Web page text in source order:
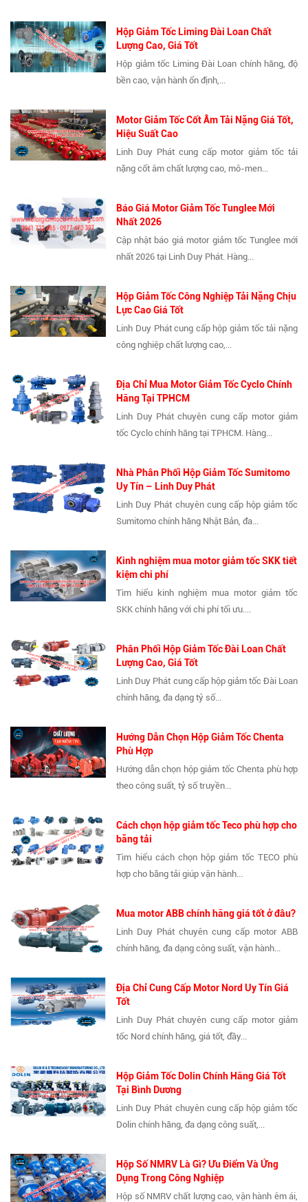
Hộp Giảm Tốc Liming Đài Loan Chất
Lượng Cao, Giá Tốt
Hộp giảm tốc Liming Đài Loan chính hãng, độ
bền cao, vận hành ổn định,...
Motor Giảm Tốc Cốt Âm Tải Nặng Giá Tốt,
Hiệu Suất Cao
Linh Duy Phát cung cấp motor giảm tốc tải
nặng cốt âm chất lượng cao, mô-men...
Báo Giá Motor Giảm Tốc Tunglee Mới
Nhất 2026
Cập nhật báo giá motor giảm tốc Tunglee mới
nhất 2026 tại Linh Duy Phát. Hàng...
Hộp Giảm Tốc Công Nghiệp Tải Nặng Chịu
Lực Cao Giá Tốt
Linh Duy Phát cung cấp hộp giảm tốc tải nặng
công nghiệp chất lượng cao,...
Địa Chỉ Mua Motor Giảm Tốc Cyclo Chính
Hãng Tại TPHCM
Linh Duy Phát chuyên cung cấp motor giảm
tốc Cyclo chính hãng tại TPHCM. Hàng...
Nhà Phân Phối Hộp Giảm Tốc Sumitomo
Uy Tín – Linh Duy Phát
Linh Duy Phát chuyên cung cấp hộp giảm tốc
Sumitomo chính hãng Nhật Bản, đa...
Kinh nghiệm mua motor giảm tốc SKK tiết
kiệm chi phí
Tìm hiểu kinh nghiệm mua motor giảm tốc
SKK chính hãng với chi phí tối ưu....
Phân Phối Hộp Giảm Tốc Đài Loan Chất
Lượng Cao, Giá Tốt
Linh Duy Phát cung cấp hộp giảm tốc Đài Loan
chính hãng, đa dạng tỷ số...
Hướng Dẫn Chọn Hộp Giảm Tốc Chenta
Phù Hợp
Hướng dẫn chọn hộp giảm tốc Chenta phù hợp
theo công suất, tỷ số truyền...
Cách chọn hộp giảm tốc Teco phù hợp cho
băng tải
Tìm hiểu cách chọn hộp giảm tốc TECO phù
hợp cho băng tải giúp vận hành...
Mua motor ABB chính hãng giá tốt ở đâu?
Linh Duy Phát chuyên cung cấp motor ABB
chính hãng, đa dạng công suất, vận hành...
Địa Chỉ Cung Cấp Motor Nord Uy Tín Giá
Tốt
Linh Duy Phát chuyên cung cấp motor giảm
tốc Nord chính hãng, giá tốt, đầy...
Hộp Giảm Tốc Dolin Chính Hãng Giá Tốt
Tại Bình Dương
Linh Duy Phát chuyên cung cấp hộp giảm tốc
Dolin chính hãng, đa dạng công suất,...
Hộp Số NMRV Là Gì? Ưu Điểm Và Ứng
Dụng Trong Công Nghiệp
Hộp số NMRV chất lượng cao, vận hành êm ái,